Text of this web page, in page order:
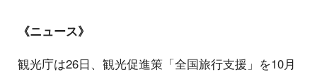
《ニュース》
観光庁は26日、観光促進策「全国旅行支援」を10月